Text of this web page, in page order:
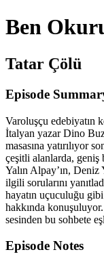
Ben
Tatar Çölü
Episode
Varoluşçu edebiyatın
İtalyan yazar Dino
masasına yatırılıyor
çeşitli alanlarda, geniş
Yalın Alpay’ın,
ilgili sorularını
hayatın uçuculuğu
hakkında konuşuluyor.
sesinden bu sohbete
Episode Notes